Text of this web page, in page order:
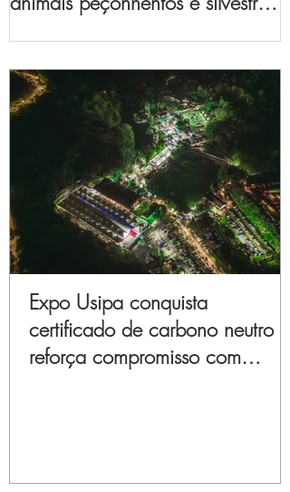
Expo Usipa conquista
certificado de carbono neutro e
reforça compromisso com